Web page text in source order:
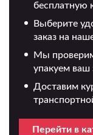
бесплатную
Выберите
заказ на
Мы
упакуем ваш
Доставим
Перейти в